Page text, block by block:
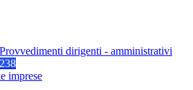
Provvedimenti dirigenti - amministrativi
238
imprese